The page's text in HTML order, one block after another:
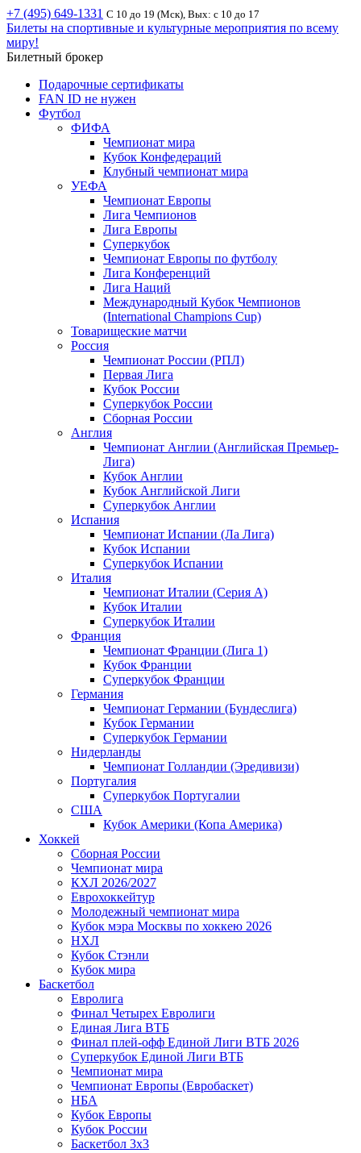
+7 (495) 649-1331 С 10 до 19 (Мск), Вых: с 10 до 17
Билеты на спортивные и культурные мероприятия по всему
миру!
Билетный брокер
Подарочные сертификаты
FAN ID не нужен
Футбол
ФИФА
Чемпионат мира
Кубок Конфедераций
Клубный чемпионат мира
УЕФА
Чемпионат Европы
Лига Чемпионов
Лига Европы
Суперкубок
Чемпионат Европы по футболу
Лига Конференций
Лига Наций
Международный Кубок Чемпионов
(International Champions Cup)
Товарищеские матчи
Россия
Чемпионат России (РПЛ)
Первая Лига
Кубок России
Суперкубок России
Сборная России
Англия
Чемпионат Англии (Английская Премьер-
Лига)
Кубок Англии
Кубок Английской Лиги
Суперкубок Англии
Испания
Чемпионат Испании (Ла Лига)
Кубок Испании
Суперкубок Испании
Италия
Чемпионат Италии (Серия А)
Кубок Италии
Суперкубок Италии
Франция
Чемпионат Франции (Лига 1)
Кубок Франции
Суперкубок Франции
Германия
Чемпионат Германии (Бундеслига)
Кубок Германии
Суперкубок Германии
Нидерланды
Чемпионат Голландии (Эредивизи)
Португалия
Суперкубок Португалии
США
Кубок Америки (Копа Америка)
Хоккей
Сборная России
Чемпионат мира
КХЛ 2026/2027
Еврохоккейтур
Молодежный чемпионат мира
Кубок мэра Москвы по хоккею 2026
НХЛ
Кубок Стэнли
Кубок мира
Баскетбол
Евролига
Финал Четырех Евролиги
Единая Лига ВТБ
Финал плей-офф Единой Лиги ВТБ 2026
Суперкубок Единой Лиги ВТБ
Чемпионат мира
Чемпионат Европы (Евробаскет)
НБА
Кубок Европы
Кубок России
Баскетбол 3х3